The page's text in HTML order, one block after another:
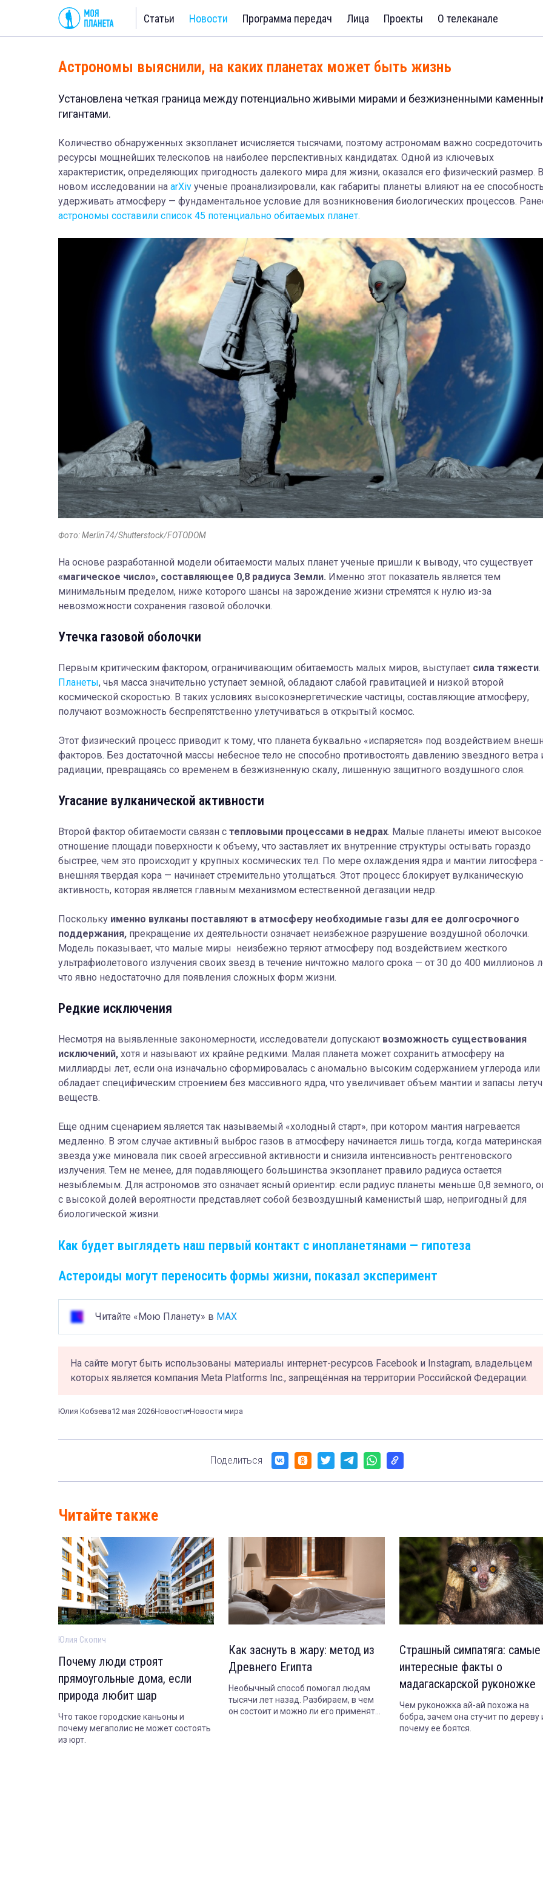
Статьи Новости Программа передач Лица Проекты О телеканале
Астрономы выяснили, на каких планетах может быть жизнь
Установлена четкая граница между потенциально живыми мирами и безжизненными
гигантами.
Количество обнаруженных экзопланет исчисляется тысячами, поэтому астрономам важно сосредоточить
ресурсы мощнейших телескопов на наиболее перспективных кандидатах. Одной из ключевых
характеристик, определяющих пригодность далекого мира для жизни, оказался его физический размер. В
новом исследовании на arXiv ученые проанализировали, как габариты планеты влияют на ее
удерживать атмосферу — фундаментальное условие для возникновения биологических процессов.
астрономы составили список 45 потенциально обитаемых планет.
Фото: Merlin74/Shutterstock/FOTODOM
На основе разработанной модели обитаемости малых планет ученые пришли к выводу, что существует
«магическое число», составляющее 0,8 радиуса Земли. Именно этот показатель является тем
минимальным пределом, ниже которого шансы на зарождение жизни стремятся к нулю из-за
невозможности сохранения газовой оболочки.
Утечка газовой оболочки
Первым критическим фактором, ограничивающим обитаемость малых миров, выступает сила тяжести.
Планеты, чья масса значительно уступает земной, обладают слабой гравитацией и низкой второй
космической скоростью. В таких условиях высокоэнергетические частицы, составляющие атмосферу,
получают возможность беспрепятственно улетучиваться в открытый космос.
Этот физический процесс приводит к тому, что планета буквально «испаряется» под воздействием
факторов. Без достаточной массы небесное тело не способно противостоять давлению звездного ветра
радиации, превращаясь со временем в безжизненную скалу, лишенную защитного воздушного слоя.
Угасание вулканической активности
Второй фактор обитаемости связан с тепловыми процессами в недрах. Малые планеты имеют высокое
отношение площади поверхности к объему, что заставляет их внутренние структуры остывать гораздо
быстрее, чем это происходит у крупных космических тел. По мере охлаждения ядра и мантии литосфера
внешняя твердая кора — начинает стремительно утолщаться. Этот процесс блокирует вулканическую
активность, которая является главным механизмом естественной дегазации недр.
Поскольку именно вулканы поставляют в атмосферу необходимые газы для ее долгосрочного
поддержания, прекращение их деятельности означает неизбежное разрушение воздушной оболочки.
Модель показывает, что малые миры неизбежно теряют атмосферу под воздействием жесткого
ультрафиолетового излучения своих звезд в течение ничтожно малого срока — от 30 до 400 миллионов
что явно недостаточно для появления сложных форм жизни.
Редкие исключения
Несмотря на выявленные закономерности, исследователи допускают возможность существования
исключений, хотя и называют их крайне редкими. Малая планета может сохранить атмосферу на
миллиарды лет, если она изначально сформировалась с аномально высоким содержанием углерода или
обладает специфическим строением без массивного ядра, что увеличивает объем мантии и запасы
веществ.
Еще одним сценарием является так называемый «холодный старт», при котором мантия нагревается
медленно. В этом случае активный выброс газов в атмосферу начинается лишь тогда, когда материнская
звезда уже миновала пик своей агрессивной активности и снизила интенсивность рентгеновского
излучения. Тем не менее, для подавляющего большинства экзопланет правило радиуса остается
незыблемым. Для астрономов это означает ясный ориентир: если радиус планеты меньше 0,8 земного,
с высокой долей вероятности представляет собой безвоздушный каменистый шар, непригодный для
биологической жизни.
Как будет выглядеть наш первый контакт с инопланетянами — гипотеза
Астероиды могут переносить формы жизни, показал эксперимент
Читайте «Мою Планету» в MAX
На сайте могут быть использованы материалы интернет-ресурсов Facebook и Instagram, владельцем
которых является компания Meta Platforms Inc., запрещённая на территории Российской Федерации.
Юлия Кобзева12 мая 2026Новости Новости мира
Поделиться
Читайте также
Юлия Скопич
Почему люди строят
прямоугольные дома, если
природа любит шар
Что такое городские каньоны и
почему мегаполис не может состоять
из юрт.
Как заснуть в жару: метод из
Древнего Египта
Необычный способ помогал людям
тысячи лет назад. Разбираем, в чем
он состоит и можно ли его применять
Страшный симпатяга: самые
интересные факты о
мадагаскарской руконожке
Чем руконожка ай-ай похожа на
бобра, зачем она стучит по дереву
почему ее боятся.